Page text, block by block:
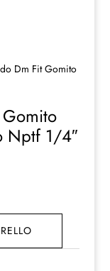
Dm Fit Gomito
Nptf 1/4″